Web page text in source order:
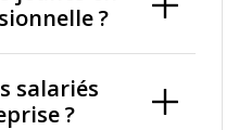
?
salariés
?